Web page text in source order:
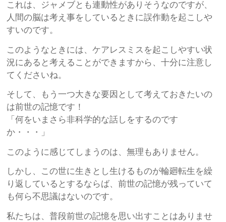
これは、ジャメブとも連動性がありそうなのですが、
人間の脳は考え事をしているときに誤作動を起こしや
すいのです。
このようなときには、ケアレスミスを起こしやすい状
況にあると考えることができますから、十分に注意し
てくださいね。
そして、もう一つ大きな要因として考えておきたいの
は前世の記憶です！
「何をいまさら非科学的な話しをするのです
か・・・」
このように感じてしまうのは、無理もありません。
しかし、この世に生きとし生けるものが輪廻転生を繰
り返しているとするならば、前世の記憶が残っていて
も何ら不思議はないのです。
私たちは、普段前世の記憶を思い出すことはありませ